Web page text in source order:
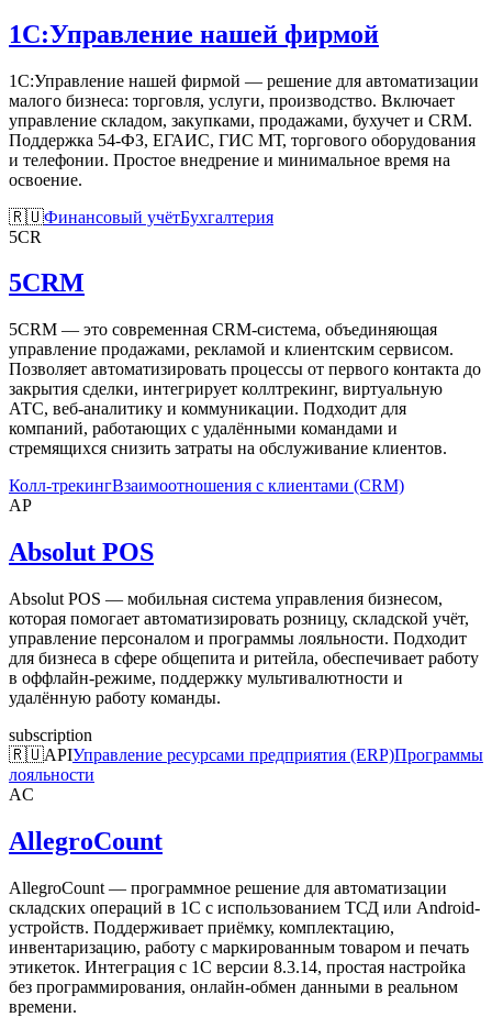
1С:Управление нашей фирмой
1С:Управление нашей фирмой — решение для автоматизации
малого бизнеса: торговля, услуги, производство. Включает
управление складом, закупками, продажами, бухучет и CRM.
Поддержка 54-ФЗ, ЕГАИС, ГИС МТ, торгового оборудования
и телефонии. Простое внедрение и минимальное время на
освоение.
🇷🇺Финансовый учётБухгалтерия
5CR
5CRM
5CRM — это современная CRM-система, объединяющая
управление продажами, рекламой и клиентским сервисом.
Позволяет автоматизировать процессы от первого контакта до
закрытия сделки, интегрирует коллтрекинг, виртуальную
АТС, веб-аналитику и коммуникации. Подходит для
компаний, работающих с удалёнными командами и
стремящихся снизить затраты на обслуживание клиентов.
Колл-трекингВзаимоотношения с клиентами (CRM)
AP
Absolut POS
Absolut POS — мобильная система управления бизнесом,
которая помогает автоматизировать розницу, складской учёт,
управление персоналом и программы лояльности. Подходит
для бизнеса в сфере общепита и ритейла, обеспечивает работу
в оффлайн-режиме, поддержку мультивалютности и
удалённую работу команды.
subscription
🇷🇺APIУправление ресурсами предприятия (ERP)Программы
лояльности
AC
AllegroCount
AllegroCount — программное решение для автоматизации
складских операций в 1С с использованием ТСД или Android-
устройств. Поддерживает приёмку, комплектацию,
инвентаризацию, работу с маркированным товаром и печать
этикеток. Интеграция с 1С версии 8.3.14, простая настройка
без программирования, онлайн-обмен данными в реальном
времени.